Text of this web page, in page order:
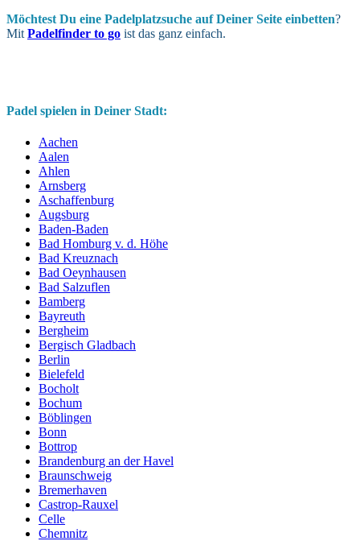
Möchtest Du eine Padel­platz­suche auf Deiner Seite ein­betten?
MitPadelfinder to go ist das ganz einfach.
Padel spielen in Deiner Stadt:
Aachen
Aalen
Ahlen
Arnsberg
Aschaffenburg
Augsburg
Baden-Baden
Bad Homburg v. d. Höhe
Bad Kreuznach
Bad Oeynhausen
Bad Salzuflen
Bamberg
Bayreuth
Bergheim
Bergisch Gladbach
Berlin
Bielefeld
Bocholt
Bochum
Böblingen
Bonn
Bottrop
Brandenburg an der Havel
Braunschweig
Bremerhaven
Castrop-Rauxel
Celle
Chemnitz